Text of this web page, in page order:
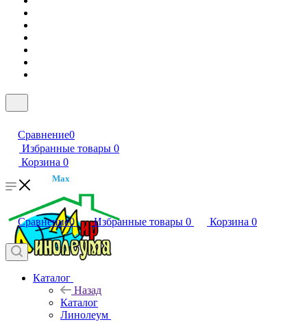
Сравнение0
Избранные товары 0
Корзина 0
Max
Сравнение0 Избранные товары 0 Корзина 0
Каталог
Назад
Каталог
Линолеум